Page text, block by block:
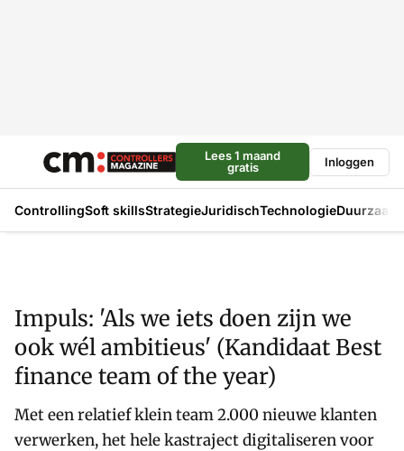
Lees 1 maand
gratis
Inloggen
ControllingSoft skillsStrategieJuridischTechnologie
Impuls: 'Als we iets doen zijn we
ook wél ambitieus' (Kandidaat Best
finance team of the year)
Met een relatief klein team 2.000 nieuwe klanten
verwerken, het hele kastraject digitaliseren voor